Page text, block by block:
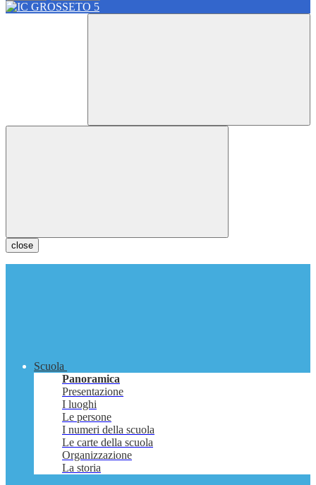
close
Scuola
Panoramica
Presentazione
I luoghi
Le persone
I numeri della scuola
Le carte della scuola
Organizzazione
La storia